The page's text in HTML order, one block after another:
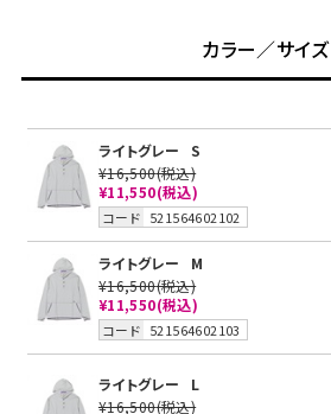
カラー／サイズ
ライトグレー
S
¥16,500(税込)
¥11,550(税込)
コード 521564602102
ライトグレー
M
¥16,500(税込)
¥11,550(税込)
コード 521564602103
ライトグレー
L
¥16,500(税込)